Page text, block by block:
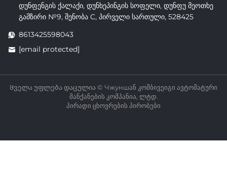
დუნფენგის ქალაქი, დუნხეპინგის სოფელი, დუნფუ მეოთხე
გამზირი №9, შენობა C, პირველი სართული, 528425
8613425598043
[email protected]
Ყველა უფლება დაცულია © Чжуншან კომბივეიგი ავტომატური
მანქანების კომპანია, ლტდ.
პირადი ცხოვრების პირობები